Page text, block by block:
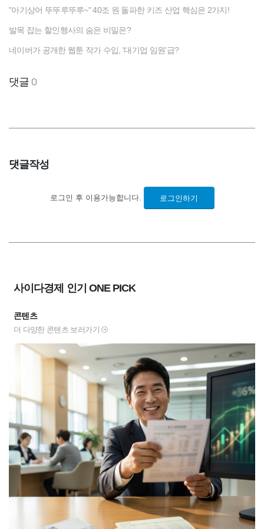
"아기상어 뚜뚜루뚜루~" 40조 원 돌파한 키즈 산업 핵심은 2가지!
발목 잡는 할인행사의 숨은 비밀은?
네이버가 공개한 웹툰 작가 수입, '대기업 임원'급?
댓글0
댓글작성
로그인 후 이용가능합니다. 로그인하기
사이다경제 인기 ONE PICK
콘텐츠
더 다양한 콘텐츠 보러가기